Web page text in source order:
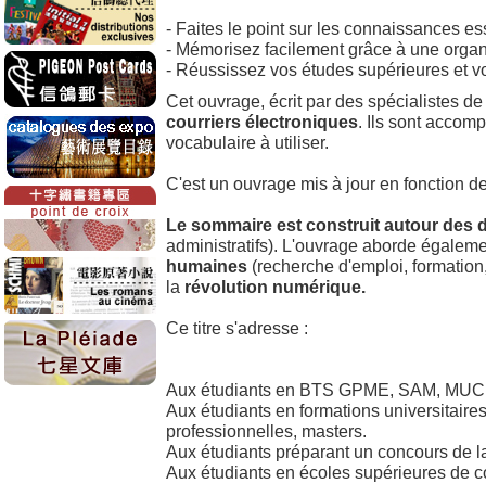
- Faites le point sur les connaissances
- Mémorisez facilement grâce à une
- Réussissez vos études supérieures et
Cet ouvrage, écrit par des spécialistes
courriers électroniques. Ils sont
vocabulaire à utiliser.
C'est un ouvrage mis à jour en fonction
Le sommaire est construit autour des
administratifs). L'ouvrage aborde
humaines (recherche d'emploi,
la révolution numérique.
Ce titre s'adresse :
Aux étudiants en BTS GPME, SAM,
Aux étudiants en formations
professionnelles, masters.
Aux étudiants préparant un concours de
Aux étudiants en écoles supérieures de